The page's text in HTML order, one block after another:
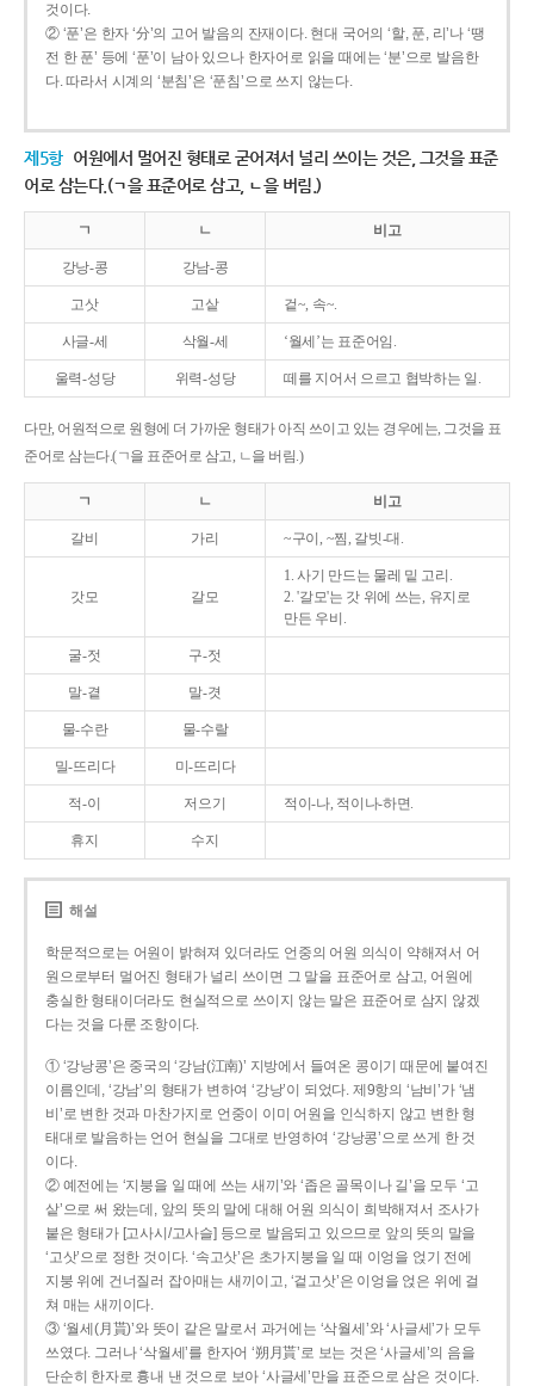
것이다.
② ‘푼’은 한자 ‘分’의 고어 발음의 잔재이다. 현대 국어의 ‘할, 푼, 리’나 ‘땡
전 한 푼’ 등에 ‘푼’이 남아 있으나 한자어로 읽을 때에는 ‘분’으로 발음한
다. 따라서 시계의 ‘분침’은 ‘푼침’으로 쓰지 않는다.
제5항 어원에서 멀어진 형태로 굳어져서 널리 쓰이는 것은, 그것을 표준
어로 삼는다.(ㄱ을 표준어로 삼고, ㄴ을 버림.)
ㄱ ㄴ 비고
강낭-콩 강남-콩
고삿 고샅 겉~, 속~.
사글-세 삭월-세 ‘월세’는 표준어임.
울력-성당 위력-성당 떼를 지어서 으르고 협박하는 일.
다만, 어원적으로 원형에 더 가까운 형태가 아직 쓰이고 있는 경우에는, 그것을 표
준어로 삼는다.(ㄱ을 표준어로 삼고, ㄴ을 버림.)
ㄱ ㄴ 비고
갈비 가리 ~구이, ~찜, 갈빗-대.
갓모 갈모
1. 사기 만드는 물레 밑 고리.
2. '갈모'는 갓 위에 쓰는, 유지로
만든 우비.
굴-젓 구-젓
말-곁 말-겻
물-수란 물-수랄
밀-뜨리다 미-뜨리다
적-이 저으기 적이-나, 적이나-하면.
휴지 수지
해설
학문적으로는 어원이 밝혀져 있더라도 언중의 어원 의식이 약해져서 어
원으로부터 멀어진 형태가 널리 쓰이면 그 말을 표준어로 삼고, 어원에
충실한 형태이더라도 현실적으로 쓰이지 않는 말은 표준어로 삼지 않겠
다는 것을 다룬 조항이다.
① ‘강낭콩’은 중국의 ‘강남(江南)’ 지방에서 들여온 콩이기 때문에 붙여진
이름인데, ‘강남’의 형태가 변하여 ‘강낭’이 되었다. 제9항의 ‘남비’가 ‘냄
비’로 변한 것과 마찬가지로 언중이 이미 어원을 인식하지 않고 변한 형
태대로 발음하는 언어 현실을 그대로 반영하여 ‘강낭콩’으로 쓰게 한 것
이다.
② 예전에는 ‘지붕을 일 때에 쓰는 새끼’와 ‘좁은 골목이나 길’을 모두 ‘고
샅’으로 써 왔는데, 앞의 뜻의 말에 대해 어원 의식이 희박해져서 조사가
붙은 형태가 [고사시/고사슬] 등으로 발음되고 있으므로 앞의 뜻의 말을
‘고삿’으로 정한 것이다. ‘속고삿’은 초가지붕을 일 때 이엉을 얹기 전에
지붕 위에 건너질러 잡아매는 새끼이고, ‘겉고삿’은 이엉을 얹은 위에 걸
쳐 매는 새끼이다.
③ ‘월세(月貰)’와 뜻이 같은 말로서 과거에는 ‘삭월세’와 ‘사글세’가 모두
쓰였다. 그러나 ‘삭월세’를 한자어 ‘朔月貰’로 보는 것은 ‘사글세’의 음을
단순히 한자로 흉내 낸 것으로 보아 ‘사글세’만을 표준으로 삼은 것이다.